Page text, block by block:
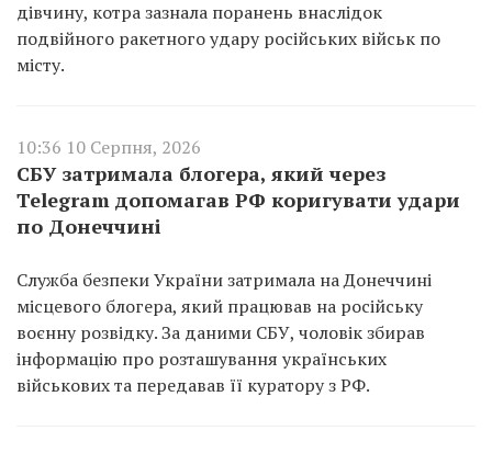
дівчину, котра зазнала поранень внаслідок
подвійного ракетного удару російських військ по
місту.
10:36 10 Серпня, 2026
СБУ затримала блогера, який через
Telegram допомагав РФ коригувати удари
по Донеччині
Служба безпеки України затримала на Донеччині
місцевого блогера, який працював на російську
воєнну розвідку. За даними СБУ, чоловік збирав
інформацію про розташування українських
військових та передавав її куратору з РФ.